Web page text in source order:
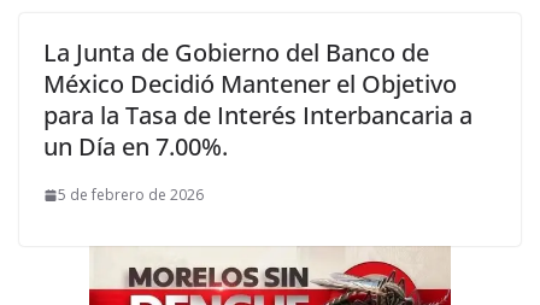
La Junta de Gobierno del Banco de
México Decidió Mantener el Objetivo
para la Tasa de Interés Interbancaria a
un Día en 7.00%.
5 de febrero de 2026